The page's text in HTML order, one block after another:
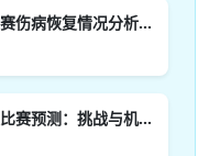
苏炳添2026全国田径锦标赛伤病恢复情况分析与前景展望
李娜2026法网签表分析及比赛预测：挑战与机遇并存的前景展望